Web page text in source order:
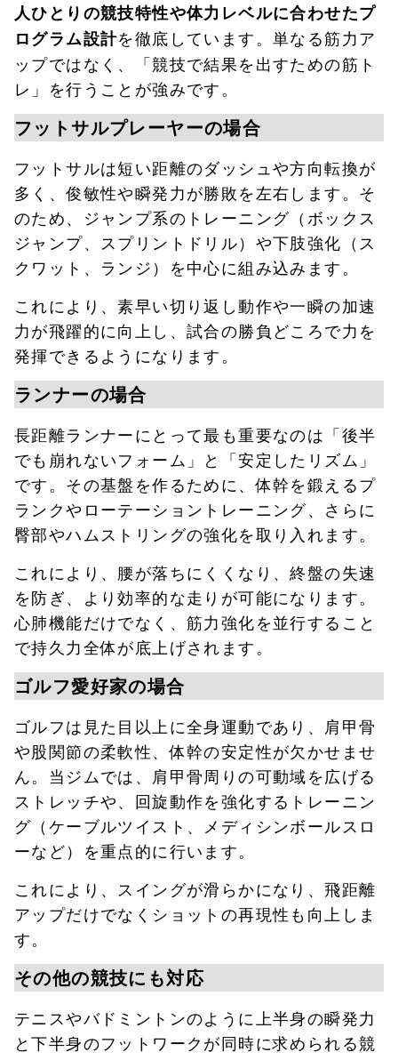
人ひとりの競技特性や体力レベルに合わせたプ
ログラム設計を徹底しています。単なる筋力ア
ップではなく、「競技で結果を出すための筋ト
レ」を行うことが強みです。
フットサルプレーヤーの場合
フットサルは短い距離のダッシュや方向転換が
多く、俊敏性や瞬発力が勝敗を左右します。そ
のため、ジャンプ系のトレーニング（ボックス
ジャンプ、スプリントドリル）や下肢強化（ス
クワット、ランジ）を中心に組み込みます。
これにより、素早い切り返し動作や一瞬の加速
力が飛躍的に向上し、試合の勝負どころで力を
発揮できるようになります。
ランナーの場合
長距離ランナーにとって最も重要なのは「後半
でも崩れないフォーム」と「安定したリズム」
です。その基盤を作るために、体幹を鍛えるプ
ランクやローテーショントレーニング、さらに
臀部やハムストリングの強化を取り入れます。
これにより、腰が落ちにくくなり、終盤の失速
を防ぎ、より効率的な走りが可能になります。
心肺機能だけでなく、筋力強化を並行すること
で持久力全体が底上げされます。
ゴルフ愛好家の場合
ゴルフは見た目以上に全身運動であり、肩甲骨
や股関節の柔軟性、体幹の安定性が欠かせませ
ん。当ジムでは、肩甲骨周りの可動域を広げる
ストレッチや、回旋動作を強化するトレーニン
グ（ケーブルツイスト、メディシンボールスロ
ーなど）を重点的に行います。
これにより、スイングが滑らかになり、飛距離
アップだけでなくショットの再現性も向上しま
す。
その他の競技にも対応
テニスやバドミントンのように上半身の瞬発力
と下半身のフットワークが同時に求められる競